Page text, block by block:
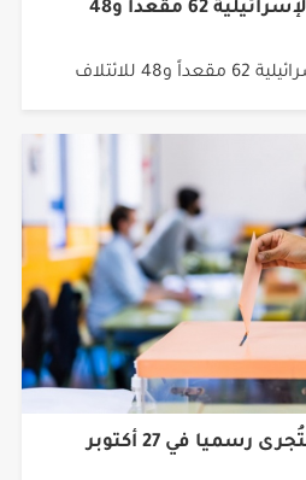
استطلاع: المعارضة الإسرائيلية 62 مقعداً و48
للائتلاف
في 27 أكتوبر